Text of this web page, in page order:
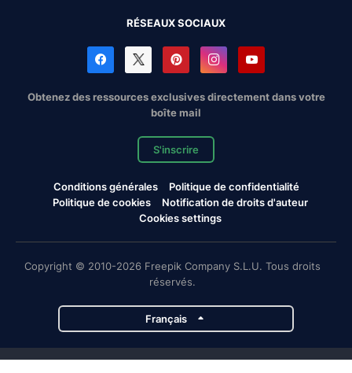
RÉSEAUX SOCIAUX
Obtenez des ressources exclusives directement dans votre
boîte mail
S'inscrire
Conditions générales
Politique de confidentialité
Politique de cookies
Notification de droits d'auteur
Cookies settings
Copyright © 2010-2026 Freepik Company S.L.U. Tous droits
réservés.
Français